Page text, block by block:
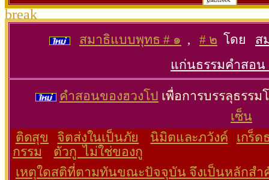
break
สมาธิแบบพุทธ # ๑ , # ๒ โดย ส
แก่นธรรมคำสอน
คำสอนของฮวงโป เพื่อการบรรลุธรร
เซ็น
ติดสุข
จิตส่งในเป็นภัย นิมิตและภวังค์
เกร็ด
กรรม
ตัวกู ไม่ใช่ของกู
เหตุใดสติที่ตามทันขณะปัจจุบัน จึงเป็นหลักส